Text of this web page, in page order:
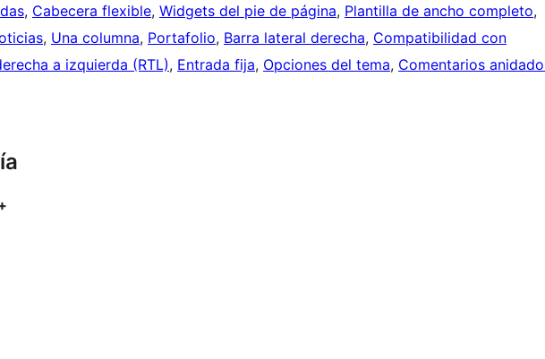
, Cabecera flexible, Widgets del pie de página, Plantilla de ancho completo
, Una columna, Portafolio, Barra lateral derecha, Compatibilidad con
a izquierda (RTL), Entrada fija, Opciones del tema, Comentarios